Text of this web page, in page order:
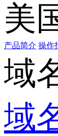
美
产品简介 操作
域
域